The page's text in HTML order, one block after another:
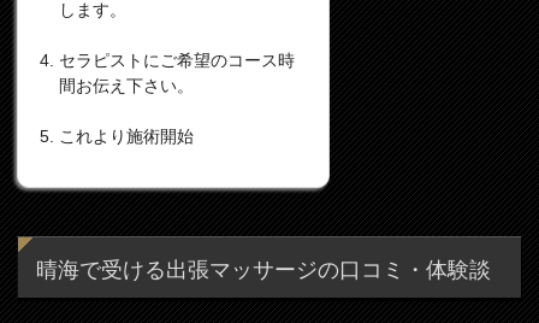
します。
セラピストにご希望のコース時
間お伝え下さい。
これより施術開始
晴海で受ける出張マッサージの口コミ・体験談